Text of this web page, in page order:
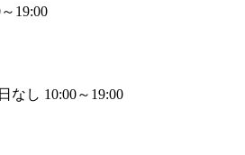
19:00
なし 10:00～19:00